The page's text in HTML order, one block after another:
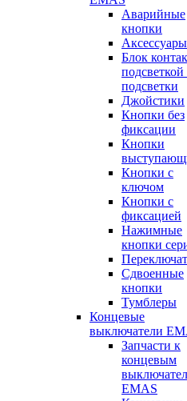
Аварийные
кнопки
Аксессуары
Блок
подсветкой
подсветки
Джойстики
Кнопки без
фиксации
Кнопки
Кнопки с
ключом
Кнопки с
фиксацией
Нажимные
кнопки
Сдвоенные
кнопки
Тумблеры
Концевые
выключатели
Запчасти к
концевым
EMAS